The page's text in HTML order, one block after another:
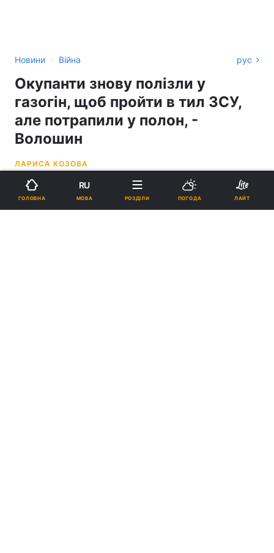
Новини › Війна рус
Окупанти знову полізли у
газогін, щоб пройти в тил ЗСУ,
але потрапили у полон, -
Волошин
ЛАРИСА КОЗОВА
14:45, 18.05.26
ГОЛОВНА
RU
МОВА РОЗДІЛИ ПОГОДА ЛАЙТ